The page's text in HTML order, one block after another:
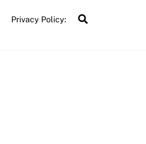
Privacy Policy: